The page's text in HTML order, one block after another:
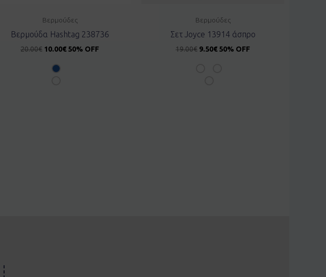
Βερμούδες
Βερμούδα Hashtag 238736
20.00€ 10.00€ 50% OFF
Βερμούδες
Σετ Joyce 13914 άσπρο
19.00€ 9.50€ 50% OFF